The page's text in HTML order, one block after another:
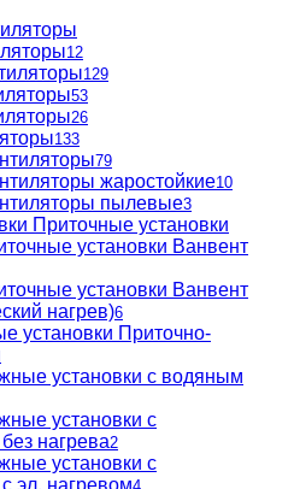
12
129
53
26
133
79
жаростойкие10
пылевые3
Приточные установки
установки Ванвент
установки Ванвент
нагрев)6
Приточно-
установки с водяным
установки с
нагрева2
установки с
эл. нагревом